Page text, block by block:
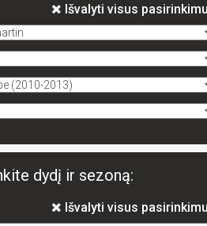
Išvalyti visus
dydį ir sezoną:
Išvalyti visus